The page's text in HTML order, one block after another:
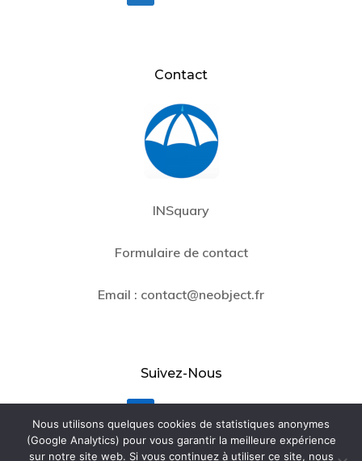
Contact
INSquary
Formulaire de contact
Email : contact@neobject.fr
Suivez-Nous
Contact
Nous utilisons quelques cookies de statistiques anonymes
(Google Analytics) pour vous garantir la meilleure expérience
sur notre site web. Si vous continuez à utiliser ce site, nous